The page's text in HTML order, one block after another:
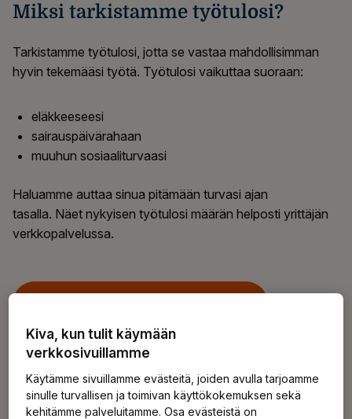
Miksi tarkistamme työtulosi?
Tarkistamme työtulosi, jotta se vastaa mahdollisimman
hyvin tekemääsi työtä. Työtulosi vaikuttaa suoraan:
eläkkeeseesi
sairauspäivärahaan
muuhun sosiaaliturvaasi
Haluamme auttaa sinua pitämään turvasi ajan
tasalla. Näet nykyisen työtulosi määrän helposti yrittäjän
verkkopalvelussa.
Kiva, kun tulit käymään
verkkosivuillamme
Käytämme sivuillamme evästeitä, joiden avulla tarjoamme
sinulle turvallisen ja toimivan käyttökokemuksen sekä
kehitämme palveluitamme. Osa evästeistä on